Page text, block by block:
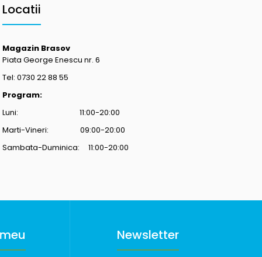
Locatii
Magazin Brasov
Piata George Enescu nr. 6
Tel: 0730 22 88 55
Program:
Luni: 11:00-20:00
Marti-Vineri: 09:00-20:00
Sambata-Duminica: 11:00-20:00
Newsletter